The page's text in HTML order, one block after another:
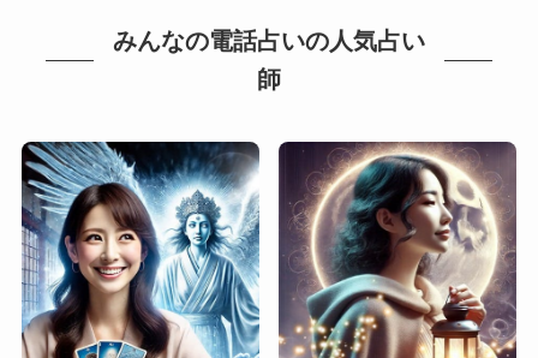
みんなの電話占いの人気占い
師